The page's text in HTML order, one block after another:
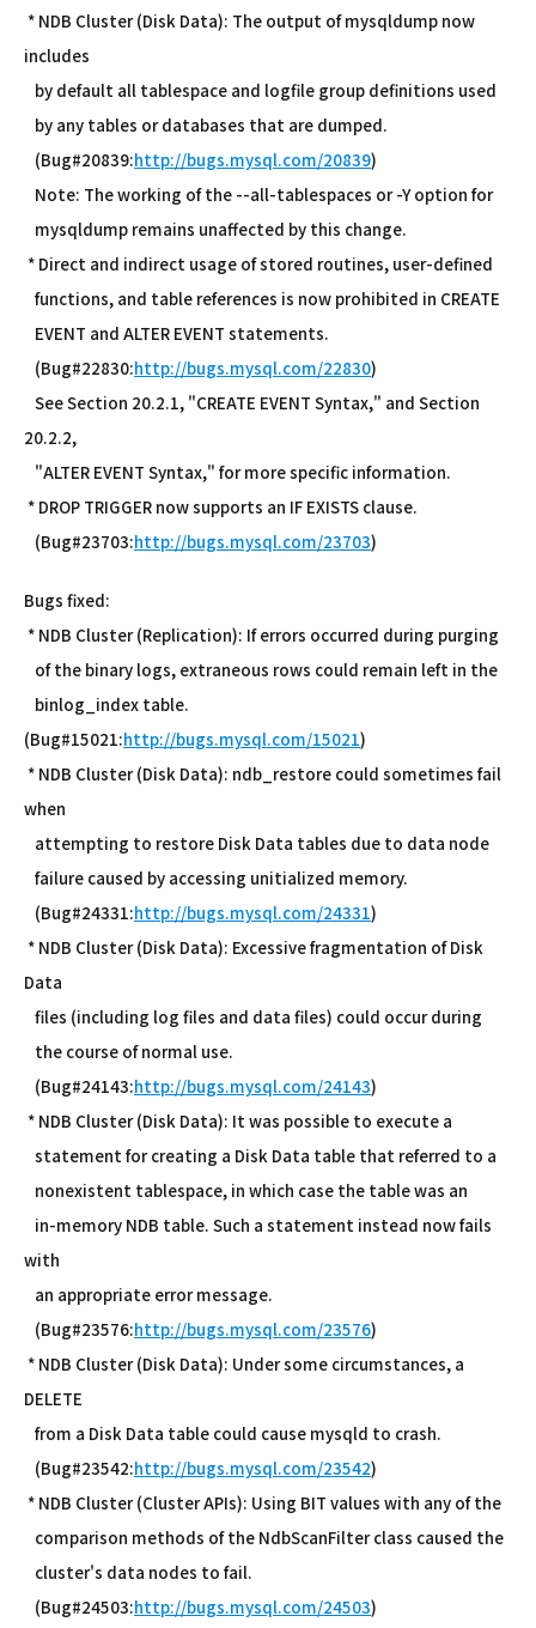
* NDB Cluster (Disk Data): The output of mysqldump now
includes
by default all tablespace and logfile group definitions used
by any tables or databases that are dumped.
(Bug#20839:http://bugs.mysql.com/20839)
Note: The working of the --all-tablespaces or -Y option for
mysqldump remains unaffected by this change.
* Direct and indirect usage of stored routines, user-defined
functions, and table references is now prohibited in CREATE
EVENT and ALTER EVENT statements.
(Bug#22830:http://bugs.mysql.com/22830)
See Section 20.2.1, "CREATE EVENT Syntax," and Section
20.2.2,
"ALTER EVENT Syntax," for more specific information.
* DROP TRIGGER now supports an IF EXISTS clause.
(Bug#23703:http://bugs.mysql.com/23703)
Bugs fixed:
* NDB Cluster (Replication): If errors occurred during purging
of the binary logs, extraneous rows could remain left in the
binlog_index table.
(Bug#15021:http://bugs.mysql.com/15021)
* NDB Cluster (Disk Data): ndb_restore could sometimes fail
when
attempting to restore Disk Data tables due to data node
failure caused by accessing unitialized memory.
(Bug#24331:http://bugs.mysql.com/24331)
* NDB Cluster (Disk Data): Excessive fragmentation of Disk
Data
files (including log files and data files) could occur during
the course of normal use.
(Bug#24143:http://bugs.mysql.com/24143)
* NDB Cluster (Disk Data): It was possible to execute a
statement for creating a Disk Data table that referred to a
nonexistent tablespace, in which case the table was an
in-memory NDB table. Such a statement instead now fails
with
an appropriate error message.
(Bug#23576:http://bugs.mysql.com/23576)
* NDB Cluster (Disk Data): Under some circumstances, a
DELETE
from a Disk Data table could cause mysqld to crash.
(Bug#23542:http://bugs.mysql.com/23542)
* NDB Cluster (Cluster APIs): Using BIT values with any of the
comparison methods of the NdbScanFilter class caused the
cluster's data nodes to fail.
(Bug#24503:http://bugs.mysql.com/24503)